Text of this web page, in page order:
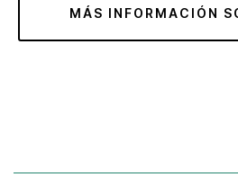
MÁS INFORMACIÓN